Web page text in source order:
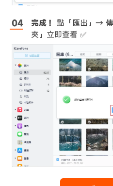
完成！ 點「匯出」→
夾」立即查看 ✅